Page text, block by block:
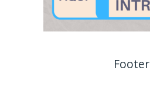
Footer